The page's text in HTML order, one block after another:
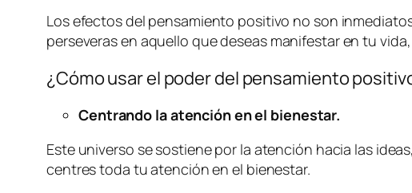
Los efectos del pensamiento positivo no son
perseveras en aquello que deseas manifestar en tu
¿Cómo usar el poder del pensamiento
Centrando la atención en el bienestar.
Este universo se sostiene por la atención hacia las
centres toda tu atención en el bienestar.